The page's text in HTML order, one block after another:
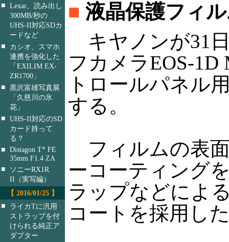
■ Lexar、読み出し
300MB/秒の
UHS-II対応SDカ
ードなど
■
カシオ、スマホ
連携を強化した
「EXILIM EX-
ZR1700」
■ 黒沢富雄写真展
「久慈川の氷
花」
■ UHS-II対応のSD
カード持って
る？
■ Distagon T* FE
35mm F1.4 ZA
■
ソニーRX1R
II（実写編）
【 2016/01/25 】
■
ライカTに汎用
ストラップを付
けられる純正ア
ダプター
■ 液晶保護フィ
キヤノンが31
フカメラEOS-
トロールパネル
する。
フィルムの表
ーコーティング
ラップなどによ
コートを採用し